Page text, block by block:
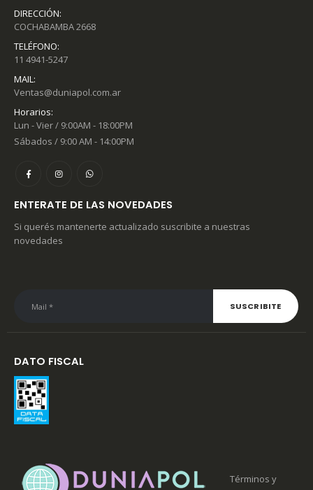
DIRECCIÓN:
COCHABAMBA 2668
TELÉFONO:
11 4941-5247
MAIL:
Ventas@duniapol.com.ar
Horarios:
Lun - Vier / 9:00AM - 18:00PM
Sábados / 9:00 AM - 14:00PM
ENTERATE DE LAS NOVEDADES
Si querés mantenerte actualizado suscribite a nuestras
novedades
DATO FISCAL
Términos y